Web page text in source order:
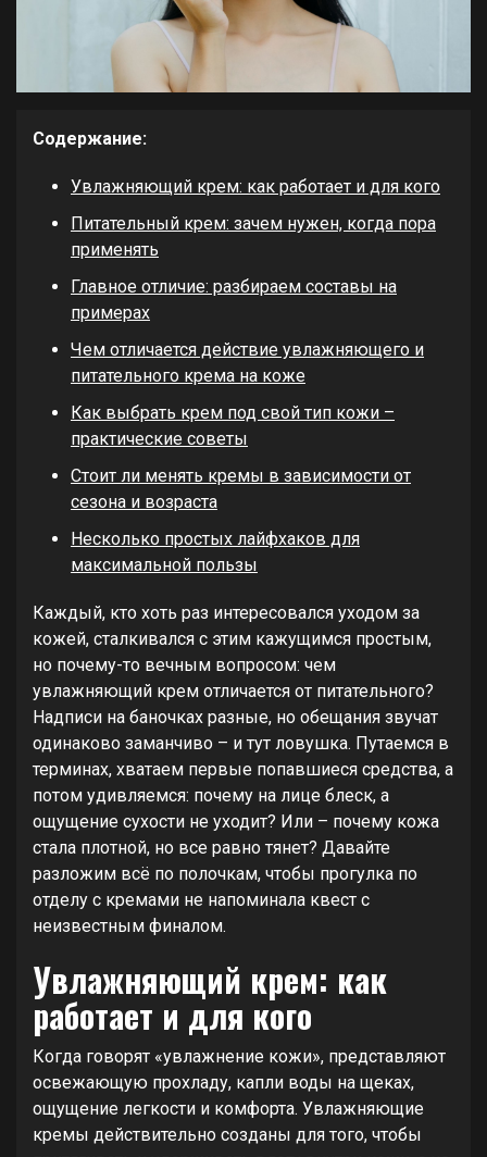
Содержание:
Увлажняющий крем: как работает и для кого
Питательный крем: зачем нужен, когда пора
применять
Главное отличие: разбираем составы на
примерах
Чем отличается действие увлажняющего и
питательного крема на коже
Как выбрать крем под свой тип кожи –
практические советы
Стоит ли менять кремы в зависимости от
сезона и возраста
Несколько простых лайфхаков для
максимальной пользы
Каждый, кто хоть раз интересовался уходом за
кожей, сталкивался с этим кажущимся простым,
но почему-то вечным вопросом: чем
увлажняющий крем отличается от питательного?
Надписи на баночках разные, но обещания звучат
одинаково заманчиво – и тут ловушка. Путаемся в
терминах, хватаем первые попавшиеся средства, а
потом удивляемся: почему на лице блеск, а
ощущение сухости не уходит? Или – почему кожа
стала плотной, но все равно тянет? Давайте
разложим всё по полочкам, чтобы прогулка по
отделу с кремами не напоминала квест с
неизвестным финалом.
Увлажняющий крем: как
работает и для кого
Когда говорят «увлажнение кожи», представляют
освежающую прохладу, капли воды на щеках,
ощущение легкости и комфорта. Увлажняющие
кремы действительно созданы для того, чтобы